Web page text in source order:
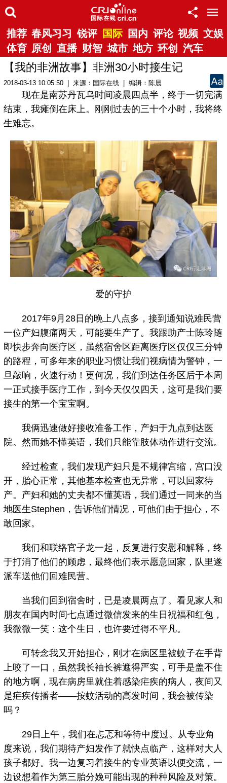
推荐 春风习习 锐评 国际 国内 评论 视频 文娱
体育 原创 直播 财智 城市 地方 环创 汽车
【我的非洲故事】非洲30小时接生记
2018-03-13 10:05:50 | 来源： 国际在线 | 编辑：陈晨
现在是南苏丹瓦乌时间凌晨四点半，终于一切完满
结束，我瘫倒在床上。刚刚过去的三十个小时，我将终
生难忘。
爱的守护
2017年9月28日的晚上八点多，接到通知说难民营
一位产妇腹痛两天，可能要生产了。我跟助产士陈玲随
即快步奔向医疗区，虽然宿舍区距离医疗区仅仅三分钟
的路程，可多年来的职业习惯让我们视病情为警钟，一
旦敲响，火速行动！更何况，我们到达任务区后于本周
一正式接手医疗工作，到今天仅仅四天，这可是我们要
接生的第一个宝宝啊。
我俩迅速做好接收准备工作，产妇于九点到达医
院。然而她不懂英语，我们只能靠肢体动作进行交流。
经过检查，我们发现产妇只是不规律宫缩，宫口没
开，胎心正常，其他基本检查也无异常，可以回家待
产。产妇和她的丈夫都不懂英语，我们通过一同来的当
地医生Stephen，告诉他们情况，可他们由于担心，不
敢回家。
我们和联络官子龙一起，反复进行安慰和解释，终
于打消了他们的顾虑，最终他们表示愿意回家，队里遂
派车送他们回难民营。
当我们回到宿舍时，已是凌晨两点了。看见家人和
朋友在国内时间七点通过微信发来的生日祝福和红包，
我微微一笑：这个生日，也许要过得不平凡。
可转念我又开始担心，刚才在病区里被蚊子在手背
上咬了一口，虽然我长袖长裤遮得严实，可手是盖不住
的地方啊，现在病房里就住着感染疟疾的病人，夜间又
是疟疾传播者——按蚊活动的高发时间，我会被传染
吗？
29日上午，我们在忐忑和等待中度过。从专业角
度来说，我们期待产妇发作了就快点临产，这样对大人
孩子都好。我一边复习着接生的专业英语以便交流，一
边设想着作为第三胎分娩可能出现的种种风险及对策。